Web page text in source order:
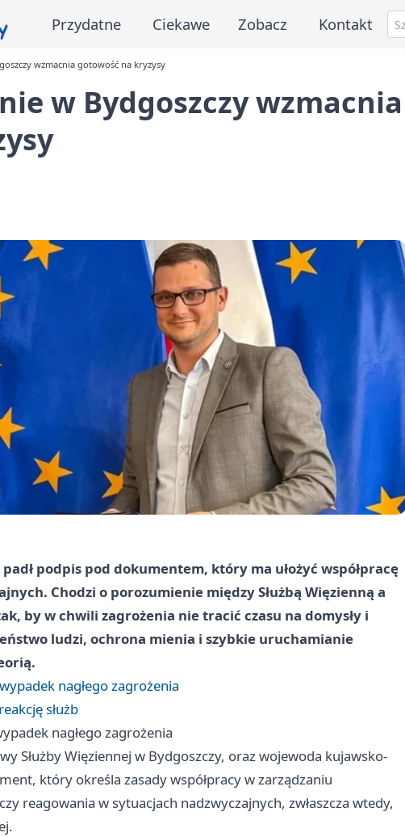
Przydatne Ciekawe Zobacz Kontakt
wzmacnia gotowość na kryzysy
w Bydgoszczy wzmacnia
podpis pod dokumentem, który ma ułożyć współpracę
Chodzi o porozumienie między Służbą Więzienną a
by w chwili zagrożenia nie tracić czasu na domysły i
ludzi, ochrona mienia i szybkie uruchamianie
nagłego zagrożenia
służb
nagłego zagrożenia
Służby Więziennej w Bydgoszczy, oraz wojewoda kujawsko-
który określa zasady współpracy w zarządzaniu
reagowania w sytuacjach nadzwyczajnych, zwłaszcza wtedy,